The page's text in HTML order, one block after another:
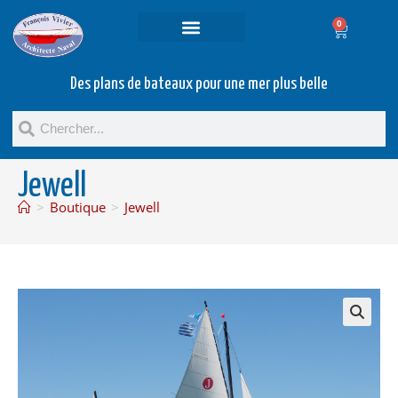
0
Des plans de bateaux pour une mer plus belle
Jewell
> Boutique > Jewell